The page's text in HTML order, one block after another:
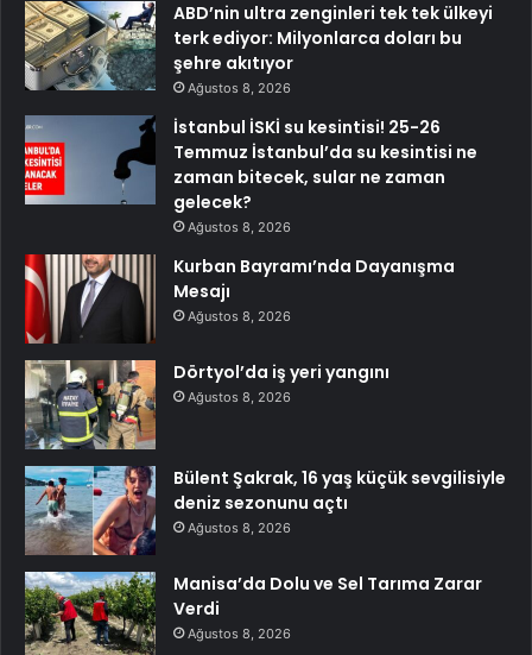
ABD’nin ultra zenginleri tek tek ülkeyi
terk ediyor: Milyonlarca doları bu
şehre akıtıyor
Ağustos 8, 2026
İstanbul İSKİ su kesintisi! 25-26
Temmuz İstanbul’da su kesintisi ne
zaman bitecek, sular ne zaman
gelecek?
Ağustos 8, 2026
Kurban Bayramı’nda Dayanışma
Mesajı
Ağustos 8, 2026
Dörtyol’da iş yeri yangını
Ağustos 8, 2026
Bülent Şakrak, 16 yaş küçük sevgilisiyle
deniz sezonunu açtı
Ağustos 8, 2026
Manisa’da Dolu ve Sel Tarıma Zarar
Verdi
Ağustos 8, 2026